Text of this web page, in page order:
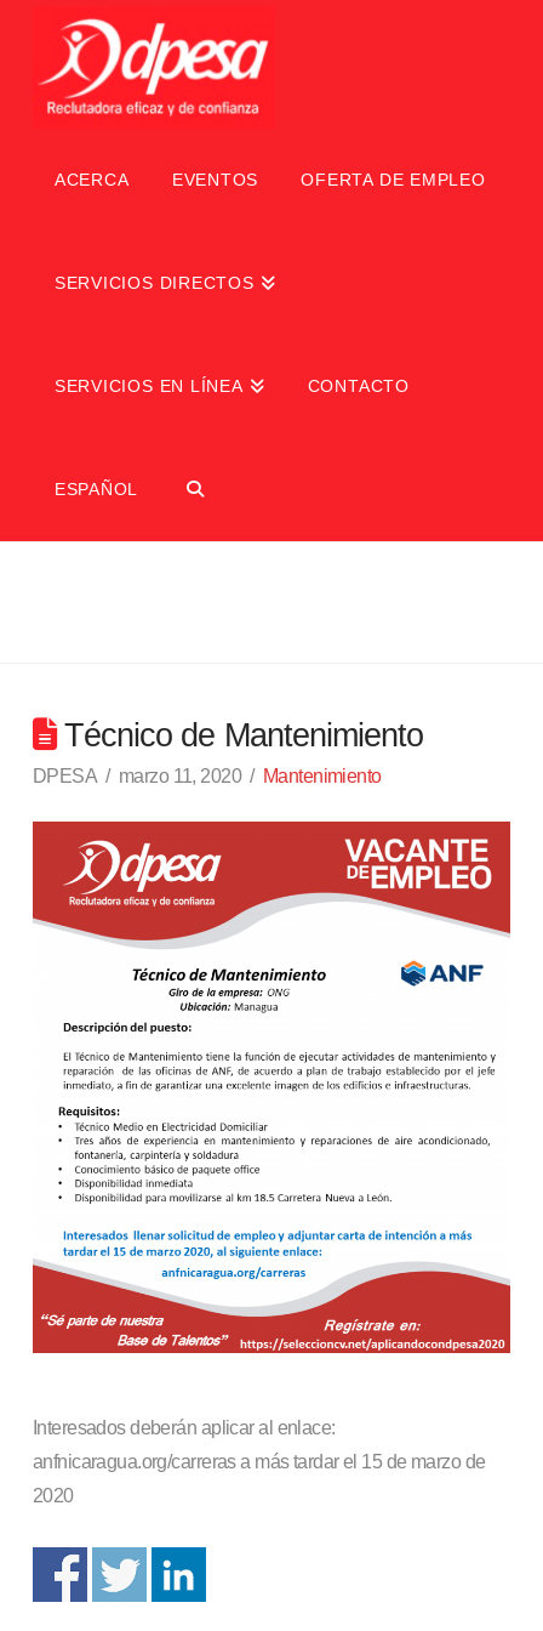
ACERCA EVENTOS OFERTA DE EMPLEO
SERVICIOS DIRECTOS
SERVICIOS EN LÍNEA CONTACTO
ESPAÑOL
Técnico de Mantenimiento
DPESA marzo 11, 2020 Mantenimiento
Interesados deberán aplicar al enlace:
anfnicaragua.org/carreras a más tardar el 15 de marzo de
2020